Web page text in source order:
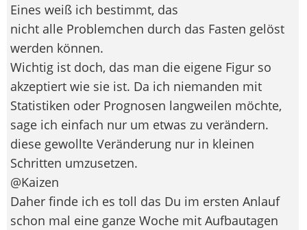
Eines weiß ich bestimmt, das
nicht alle Problemchen durch das Fasten gelöst
werden können.
Wichtig ist doch, das man die eigene Figur so
akzeptiert wie sie ist. Da ich niemanden mit
Statistiken oder Prognosen langweilen möchte,
sage ich einfach nur um etwas zu verändern.
diese gewollte Veränderung nur in kleinen
Schritten umzusetzen.
@Kaizen
Daher finde ich es toll das Du im ersten Anlauf
schon mal eine ganze Woche mit Aufbautagen